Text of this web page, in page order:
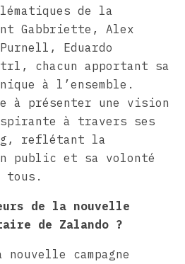
de la
Gabbriette, Alex
Eduardo
chacun apportant sa
à l’ensemble.
à présenter une vision
à travers ses
reflétant la
public et sa volonté
tous.
de la nouvelle
de Zalando ?
campagne